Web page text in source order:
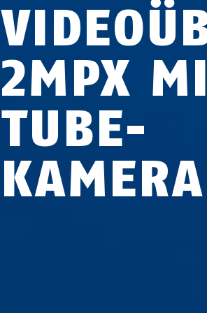
2MPX
TUBE-
KAMERA